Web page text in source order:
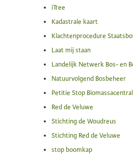
iTree
Kadastrale kaart
Klachtenprocedure
Laat mij staan
Landelijk Netwerk Bos- en
Natuurvolgend Bosbeheer
Petitie Stop
Red de Veluwe
Stichting de Woudreus
Stichting Red de Veluwe
stop boomkap